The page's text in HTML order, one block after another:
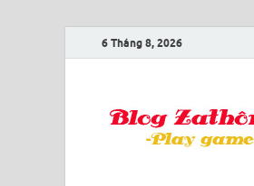
6 Tháng 8, 2026